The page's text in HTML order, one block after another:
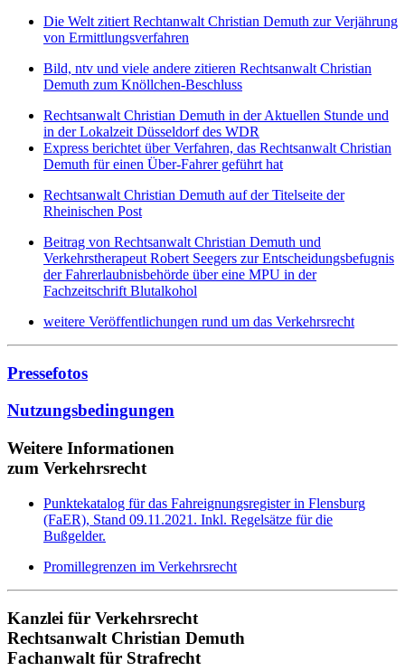
Die Welt zitiert Rechtanwalt Christian Demuth zur Verjährung
von Ermittlungsverfahren
Bild, ntv und viele andere zitieren Rechtsanwalt Christian
Demuth zum Knöllchen-Beschluss
Rechtsanwalt Christian Demuth in der Aktuellen Stunde und
in der Lokalzeit Düsseldorf des WDR
Express berichtet über Verfahren, das Rechtsanwalt Christian
Demuth für einen Über-Fahrer geführt hat
Rechtsanwalt Christian Demuth auf der Titelseite der
Rheinischen Post
Beitrag von Rechtsanwalt Christian Demuth und
Verkehrstherapeut Robert Seegers zur Entscheidungsbefugnis
der Fahrerlaubnisbehörde über eine MPU in der
Fachzeitschrift Blutalkohol
weitere Veröffentlichungen rund um das Verkehrsrecht
Pressefotos
Nutzungsbedingungen
Weitere Informationen
zum Verkehrsrecht
Punktekatalog für das Fahreignungsregister in Flensburg
(FaER), Stand 09.11.2021. Inkl. Regelsätze für die
Bußgelder.
Promillegrenzen im Verkehrsrecht
Kanzlei für Verkehrsrecht
Rechtsanwalt Christian Demuth
Fachanwalt für Strafrecht